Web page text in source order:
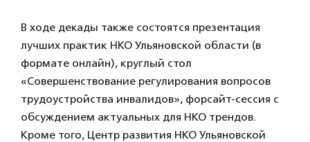
В ходе декады также состоятся презентация
лучших практик НКО Ульяновской области (в
формате онлайн), круглый стол
«Совершенствование регулирования вопросов
трудоустройства инвалидов», форсайт-сессия с
обсуждением актуальных для НКО трендов.
Кроме того, Центр развития НКО Ульяновской